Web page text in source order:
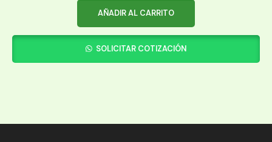
AÑADIR AL CARRITO
SOLICITAR COTIZACIÓN